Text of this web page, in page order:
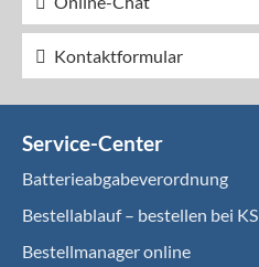
Kontaktformular
Service-Center
Batterieabgabeverordnung
Bestellablauf – bestellen bei KS
Bestellmanager online